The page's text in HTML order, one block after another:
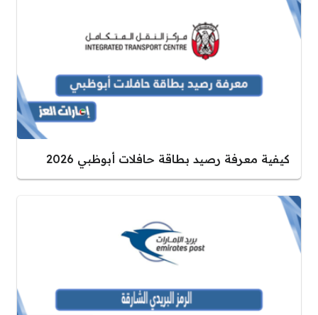
كيفية معرفة رصيد بطاقة حافلات أبوظبي 2026